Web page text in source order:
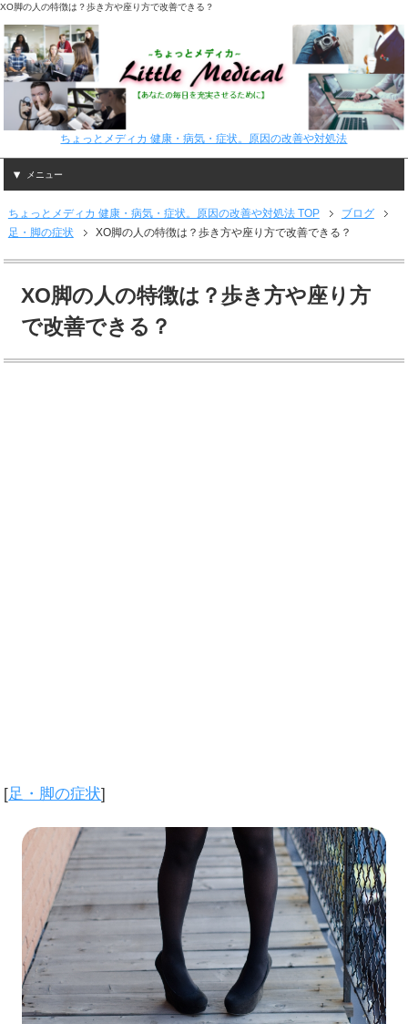
XO脚の人の特徴は？歩き方や座り方で改善できる？
ちょっとメディカ 健康・病気・症状。原因の改善や対処法
メニュー
ちょっとメディカ 健康・病気・症状。原因の改善や対処法 TOP
ブログ
足・脚の症状
XO脚の人の特徴は？歩き方や座り方で改善できる？
XO脚の人の特徴は？歩き方や座り方
で改善できる？
[足・脚の症状]